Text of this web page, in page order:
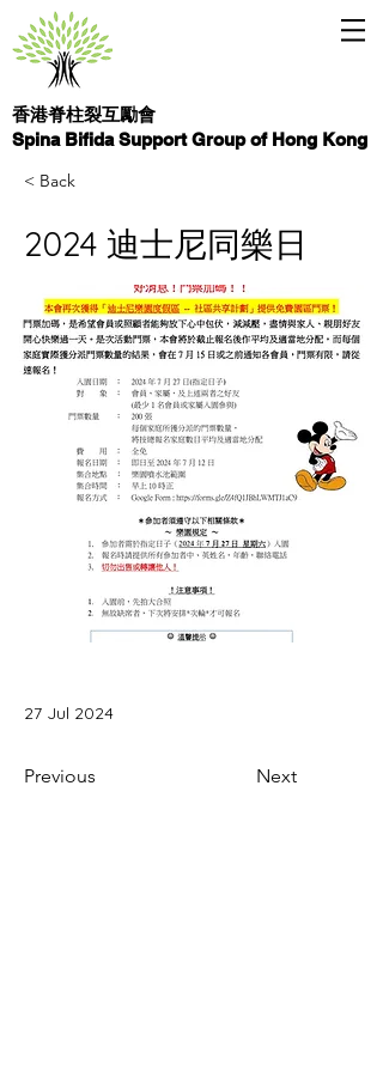
香港脊柱裂互勵會
Spina Bifida Support Group of Hong Kong
< Back
2024 迪士尼同樂日
27 Jul 2024
Previous Next